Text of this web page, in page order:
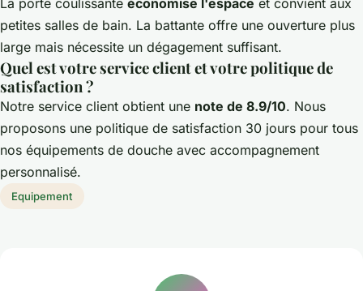
La porte coulissante économise l'espace et convient aux
petites salles de bain. La battante offre une ouverture plus
large mais nécessite un dégagement suffisant.
Quel est votre service client et votre politique de
satisfaction ?
Notre service client obtient une note de 8.9/10. Nous
proposons une politique de satisfaction 30 jours pour tous
nos équipements de douche avec accompagnement
personnalisé.
Equipement